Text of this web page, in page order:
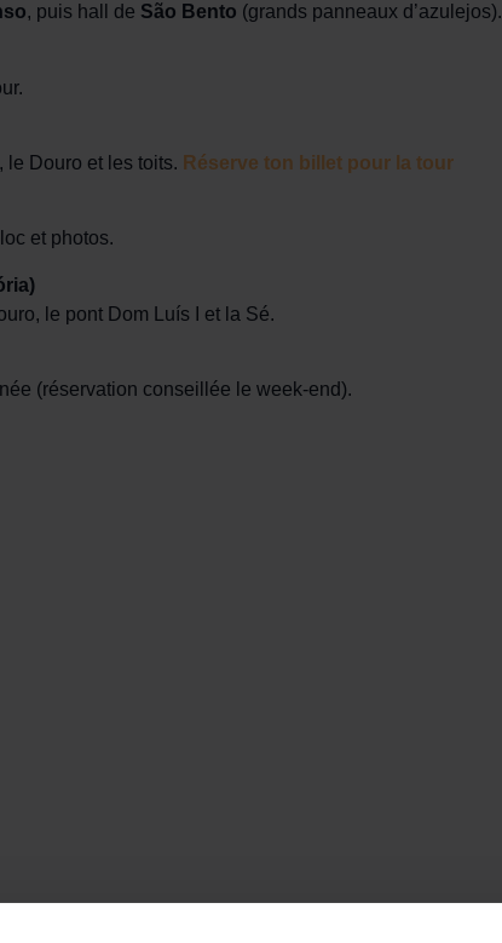
, puis hall de São Bento (grands panneaux d’azulejos).
Douro et les toits. Réserve ton billet pour la tour
et photos.
le pont Dom Luís I et la Sé.
(réservation conseillée le week-end).